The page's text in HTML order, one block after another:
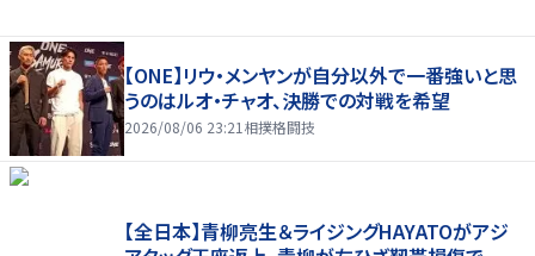
【ONE】リウ・メンヤンが自分以外で一番強いと思
うのはルオ・チャオ、決勝での対戦を希望
2026/08/06 23:21 相撲格闘技
【全日本】青柳亮生＆ライジングHAYATOがアジ